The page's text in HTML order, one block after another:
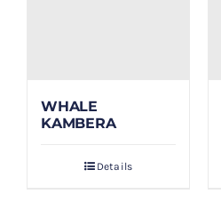
WHALE
KAMBERA
Details